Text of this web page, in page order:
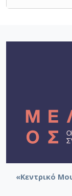
«Κεντρικό